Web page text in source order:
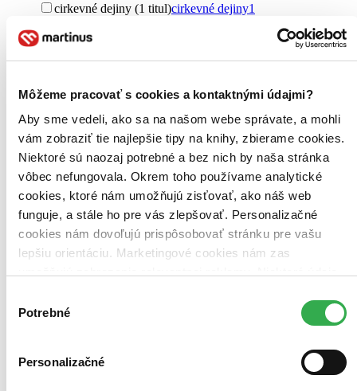
Môžeme pracovať s cookies a kontaktnými údajmi?
Aby sme vedeli, ako sa na našom webe správate, a mohli
vám zobraziť tie najlepšie tipy na knihy, zbierame cookies.
Niektoré sú naozaj potrebné a bez nich by naša stránka
vôbec nefungovala. Okrem toho používame analytické
cookies, ktoré nám umožňujú zisťovať, ako náš web
funguje, a stále ho pre vás zlepšovať. Personalizačné
cookies nám dovoľujú prispôsobovať stránku pre vašu
lepšiu orientáciu. Marketingové cookies nám zas
keby sme mohli používať všetky tieto cookies. Ďakujeme!
súhlasu
Potrebné
Personalizačné
cirkevné dejiny (1 titul)cirkevné dejiny1
kresťanská výchova (1 titul)
kresťanská výchova1
zahraničný odboj (1 titul)
zahraničný odboj 1
Ďalšie možnosti
Pre koho
pre žiakov (1 titul) pre žiakov
Pôvod
Česko (1 titul) Česko1
Vydavateľstvo
Gaudetop (1 titul) Gaudetop1
Zúžiť výber